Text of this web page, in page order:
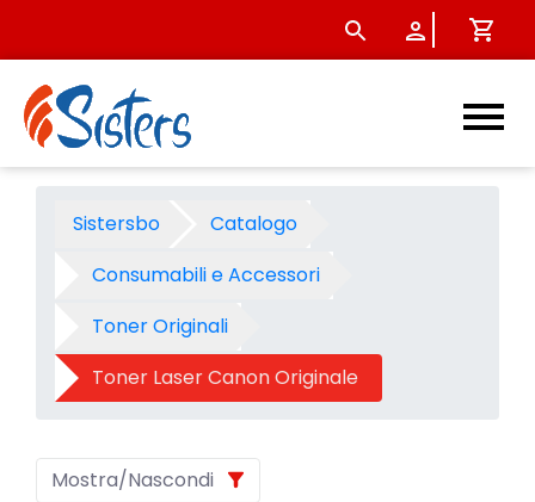
Toner Laser Canon
Sistersbo
Catalogo
Consumabili e Accessori
Toner Originali
Toner Laser Canon Originale
Mostra/Nascondi